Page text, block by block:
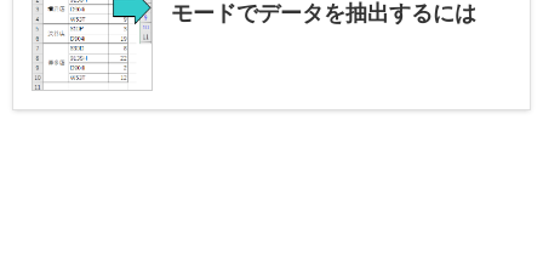
モードでデータを抽出するには